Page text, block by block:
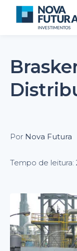
Por Nova Futura
Tempo de leitura: